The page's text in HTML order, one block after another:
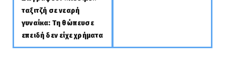
ταξιτζή σε νεαρή
γυναίκα: Τη θώπευσε
επειδή δεν είχε χρήματα